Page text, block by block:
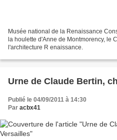
Musée national de la Renaissance
la houlette d'Anne de Montmorency, le
l'architecture R enaissance.
Urne de Claude Bertin,
Publié le 04/09/2011 à 14:30
Par acbx41